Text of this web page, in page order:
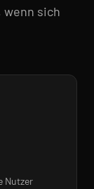
wenn sich
Nutzer